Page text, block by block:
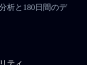
析と180日間のデ
ティ